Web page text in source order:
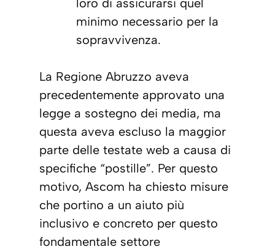
loro di assicurarsi quel
minimo necessario per la
sopravvivenza.
La Regione Abruzzo aveva
precedentemente approvato una
legge a sostegno dei media, ma
questa aveva escluso la maggior
parte delle testate web a causa di
specifiche “postille”. Per questo
motivo, Ascom ha chiesto misure
che portino a un aiuto più
inclusivo e concreto per questo
fondamentale settore